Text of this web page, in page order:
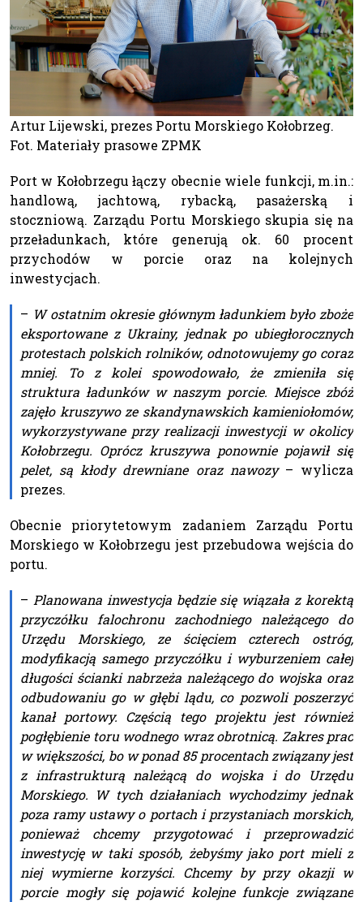
Artur Lijewski, prezes Portu Morskiego Kołobrzeg.
Fot. Materiały prasowe ZPMK
Port w Kołobrzegu łączy obecnie wiele funkcji, m.in.:
handlową, jachtową, rybacką, pasażerską i
stoczniową. Zarządu Portu Morskiego skupia się na
przeładunkach, które generują ok. 60 procent
przychodów w porcie oraz na kolejnych
inwestycjach.
– W ostatnim okresie głównym ładunkiem było zboże
eksportowane z Ukrainy, jednak po ubiegłorocznych
protestach polskich rolników, odnotowujemy go coraz
mniej. To z kolei spowodowało, że zmieniła się
struktura ładunków w naszym porcie. Miejsce zbóż
zajęło kruszywo ze skandynawskich kamieniołomów,
wykorzystywane przy realizacji inwestycji w okolicy
Kołobrzegu. Oprócz kruszywa ponownie pojawił się
pelet, są kłody drewniane oraz nawozy– wylicza
prezes.
Obecnie priorytetowym zadaniem Zarządu Portu
Morskiego w Kołobrzegu jest przebudowa wejścia do
portu.
– Planowana inwestycja będzie się wiązała z korektą
przyczółku falochronu zachodniego należącego do
Urzędu Morskiego, ze ścięciem czterech ostróg,
modyfikacją samego przyczółku i wyburzeniem całej
długości ścianki nabrzeża należącego do wojska oraz
odbudowaniu go w głębi lądu, co pozwoli poszerzyć
kanał portowy. Częścią tego projektu jest również
pogłębienie toru wodnego wraz obrotnicą. Zakres prac
w większości, bo w ponad 85 procentach związany jest
z infrastrukturą należącą do wojska i do Urzędu
Morskiego. W tych działaniach wychodzimy jednak
poza ramy ustawy o portach i przystaniach morskich,
ponieważ chcemy przygotować i przeprowadzić
inwestycję w taki sposób, żebyśmy jako port mieli z
niej wymierne korzyści. Chcemy by przy okazji w
porcie mogły się pojawić kolejne funkcje związane